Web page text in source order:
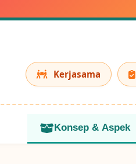
Kerjasama
Konsep & Aspek